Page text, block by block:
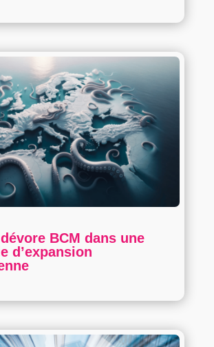
BCM dans une
d’expansion